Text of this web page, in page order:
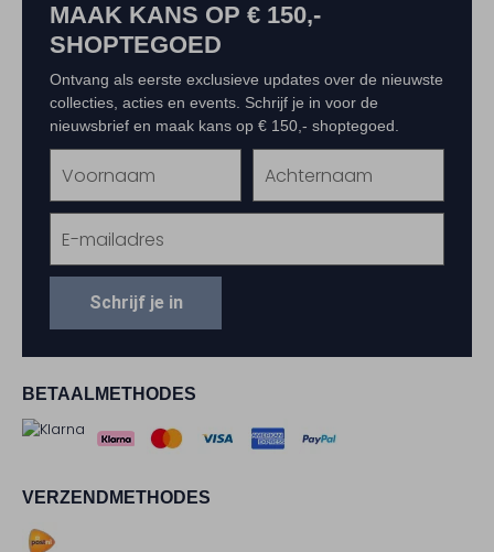
BETAALMETHODES
VERZENDMETHODES
MAAK KANS OP € 150,-
SHOPTEGOED
Ontvang als eerste exclusieve updates over de nieuwste
collecties, acties en events. Schrijf je in voor de
nieuwsbrief en maak kans op € 150,- shoptegoed.
Schrijf je in